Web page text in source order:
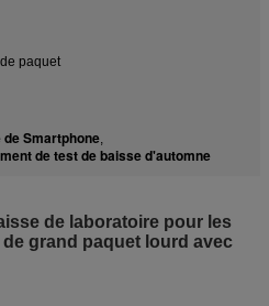
paquet
Smartphone,
de test de baisse d'automne
de laboratoire pour les
grand paquet lourd avec